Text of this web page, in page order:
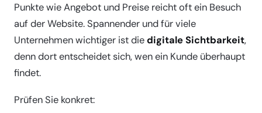
Punkte wie Angebot und Preise reicht oft ein Besuch
auf der Website. Spannender und für viele
Unternehmen wichtiger ist diedigitale Sichtbarkeit,
denn dort entscheidet sich, wen ein Kunde überhaupt
findet.
Prüfen Sie konkret: